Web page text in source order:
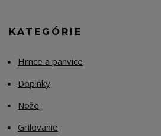
KATEGÓRIE
Hrnce a panvice
Doplnky
Nože
Grilovanie